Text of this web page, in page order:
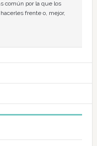
común por la que los
frente o, mejor,